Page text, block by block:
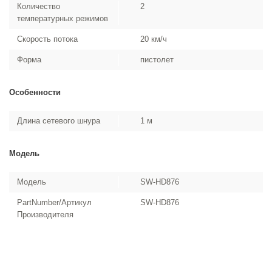
Количество
температурных режимов
2
Скорость потока 20 км/ч
Форма пистолет
Особенности
Длина сетевого шнура 1 м
Модель
Модель SW-HD876
PartNumber/Артикул
Производителя
SW-HD876